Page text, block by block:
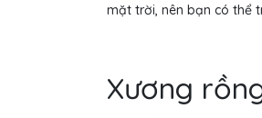
mặt trời, nên bạn có thể
Xương